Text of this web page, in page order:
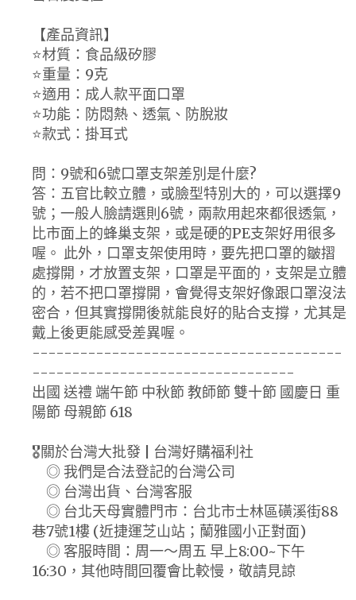
【產品資訊】
⭐材質：食品級矽膠
⭐重量：9克
⭐適用：成人款平面口罩
⭐功能：防悶熱、透氣、防脫妝
⭐款式：掛耳式
問：9號和6號口罩支架差別是什麼?
答：五官比較立體，或臉型特別大的，可以選擇9
號；一般人臉請選則6號，兩款用起來都很透氣，
比市面上的蜂巢支架，或是硬的PE支架好用很多
喔。 此外，口罩支架使用時，要先把口罩的皺摺
處撐開，才放置支架，口罩是平面的，支架是立體
的，若不把口罩撐開，會覺得支架好像跟口罩沒法
密合，但其實撐開後就能良好的貼合支撐，尤其是
戴上後更能感受差異喔。
---------------------------------------
---------------------------------
出國 送禮 端午節 中秋節 教師節 雙十節 國慶日 重
陽節 母親節 618
🎖️關於台灣大批發 | 台灣好購福利社
◎ 我們是合法登記的台灣公司
◎ 台灣出貨、台灣客服
◎ 台北天母實體門市：台北市士林區磺溪街88
巷7號1樓 (近捷運芝山站；蘭雅國小正對面)
◎ 客服時間：周一～周五 早上8:00~下午
16:30，其他時間回覆會比較慢，敬請見諒